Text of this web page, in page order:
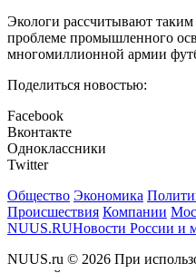
Экологи рассчитывают
проблеме промышленного
многомиллионной армии
Поделиться новостью:
Facebook
Вконтакте
Одноклассники
Twitter
Общество Экономика
Происшествия Компании
NUUS.RUНовости России и
NUUS.ru © 2026 При